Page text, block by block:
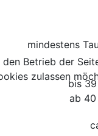
mindestens
bis
ab
Betrieb der
zulassen